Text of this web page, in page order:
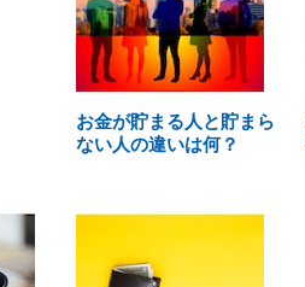
お金が貯まる人と貯まら
ない人の違いは何？